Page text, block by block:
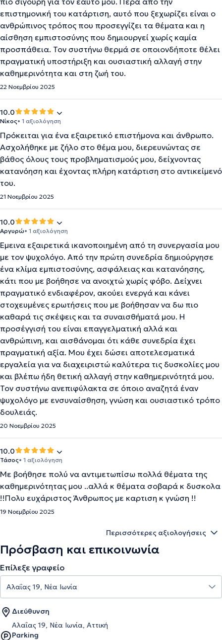
επιστημονική του κατάρτιση, αυτό που ξεχωρίζει είναι ο
ανθρώπινος τρόπος που προσεγγίζει τα θέματα και η
αίσθηση εμπιστοσύνης που δημιουργεί χωρίς καμία
προσπάθεια. Τον συστήνω θερμά σε οποιονδήποτε θέλει
πραγματική υποστήριξη και ουσιαστική αλλαγή στην
καθημερινότητα και στη ζωή του.
22 Νοεμβρίου 2025
10.0
Νίκος• 1 αξιολόγηση
Πρόκειται για ένα εξαιρετικό επιστήμονα και άνθρωπο.
Ασχολήθηκε με ζήλο στο θέμα μου, διερευνώντας σε
βάθος όλους τους προβληματισμούς μου, δείχνοντας
κατανόηση και έχοντας πλήρη κατάρτιση στο αντικείμενό
του.
21 Νοεμβρίου 2025
10.0
Αργυρώ• 1 αξιολόγηση
Έμεινα εξαιρετικά ικανοποιημένη από τη συνεργασία μου
με τον ψυχολόγο. Από την πρώτη συνεδρία δημιούργησε
ένα κλίμα εμπιστοσύνης, ασφάλειας και κατανόησης,
κάτι που με βοήθησε να ανοιχτώ χωρίς φόβο. Δείχνει
πραγματικό ενδιαφέρον, ακούει ενεργά και κάνει
στοχευμένες ερωτήσεις που με βοήθησαν να δω πιο
καθαρά τις σκέψεις και τα συναισθήματά μου. Η
προσέγγισή του είναι επαγγελματική αλλά και
ανθρώπινη, και αισθάνομαι ότι κάθε συνεδρία έχει
πραγματική αξία. Μου έχει δώσει αποτελεσματικά
εργαλεία για να διαχειριστώ καλύτερα τις δυσκολίες μου
και βλέπω ήδη θετική αλλαγή στην καθημερινότητά μου.
Τον συστήνω ανεπιφύλακτα σε όποιο αναζητά έναν
ψυχολόγο με ενσυναίσθηση, γνώση και ουσιαστικό τρόπο
δουλειάς.
20 Νοεμβρίου 2025
10.0
Τάσος• 1 αξιολόγηση
Με βοήθησε πολύ να αντιμετωπίσω πολλά θέματα της
καθημερινότητας μου ..αλλά κ θέματα σοβαρά κ δυσκολα
!!Πολυ ευχάριστος Άνθρωπος με καρτιση κ γνώση !!
19 Νοεμβρίου 2025
Περισσότερες αξιολογήσεις
Πρόσβαση και επικοινωνία
Επίλεξε γραφείο
Διεύθυνση
Αλαΐας 19, Νέα Ιωνία, Αττική
Parking